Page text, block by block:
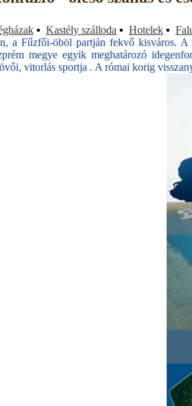
▪ Kastély szálloda ▪ Hotelek ▪
a Fűzfői-öböl partján fekvő kisváros.
megye egyik meghatározó
vitorlás sportja . A római korig